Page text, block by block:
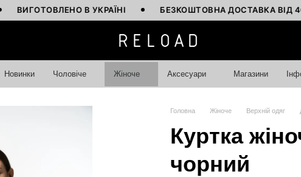
В УКРАЇНІ БЕЗКОШТОВНА ДОСТАВКА ВІД 4000
Новинки Чоловіче Жіноче Аксесуари Магазини
Головна Жіноче Верхній одяг
Куртка
чорний